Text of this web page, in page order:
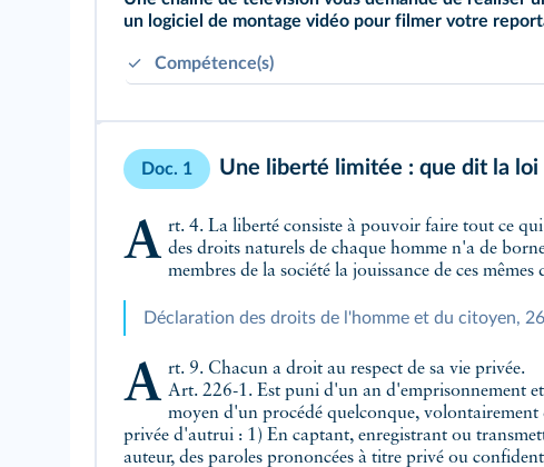
un logiciel de montage vidéo pour filmer votre
Compétence(s)
Doc. 1
Une liberté limitée : que dit la loi
Art. 4. La liberté consiste à pouvoir faire tout ce qui ne nuit pas à autrui : ainsi, l'exercice des droits naturels de chaque homme n'a de
membres de la société la jouissance de ces mêmes
Déclaration des droits de l'homme et du citoyen,
Art. 9. Chacun a droit au respect de sa vie privée.
Art. 226-1. Est puni d'un an d'emprisonnement
moyen d'un procédé quelconque,
privée d'autrui : 1) En captant, enregistrant ou
auteur, des paroles prononcées à titre privé ou